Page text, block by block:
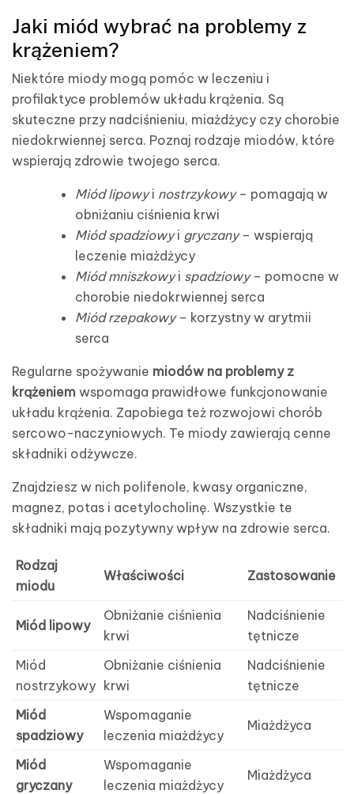
Jaki miód wybrać na problemy z
krążeniem?
Niektóre miody mogą pomóc w leczeniu i
profilaktyce problemów układu krążenia. Są
skuteczne przy nadciśnieniu, miażdżycy czy chorobie
niedokrwiennej serca. Poznaj rodzaje miodów, które
wspierają zdrowie twojego serca.
Miód lipowyi nostrzykowy– pomagają w
obniżaniu ciśnienia krwi
Miód spadziowyi gryczany– wspierają
leczenie miażdżycy
Miód mniszkowyi spadziowy– pomocne w
chorobie niedokrwiennej serca
Miód rzepakowy– korzystny w arytmii
serca
Regularne spożywanie miodów na problemy z
krążeniem wspomaga prawidłowe funkcjonowanie
układu krążenia. Zapobiega też rozwojowi chorób
sercowo-naczyniowych. Te miody zawierają cenne
składniki odżywcze.
Znajdziesz w nich polifenole, kwasy organiczne,
magnez, potas i acetylocholinę. Wszystkie te
składniki mają pozytywny wpływ na zdrowie serca.
Rodzaj
miodu
Właściwości Zastosowanie
Miód lipowy
Obniżanie ciśnienia
krwi
Nadciśnienie
tętnicze
Miód
nostrzykowy
Obniżanie ciśnienia
krwi
Nadciśnienie
tętnicze
Miód
spadziowy
Wspomaganie
leczenia miażdżycy
Miażdżyca
Miód
gryczany
Wspomaganie
leczenia miażdżycy
Miażdżyca